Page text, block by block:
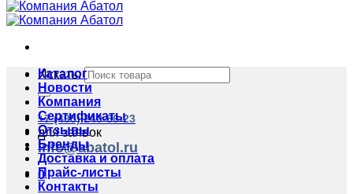
Искать:
+7 (495) 240-86-23
для заявок
info@abatol.ru
0
Каталог
Новости
Компания
Сертификаты
Отзывы
Бренды
Доставка и оплата
Прайс-листы
Контакты